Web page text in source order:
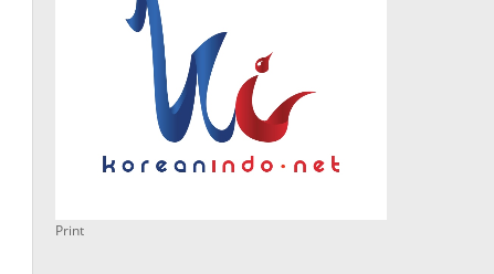
Print